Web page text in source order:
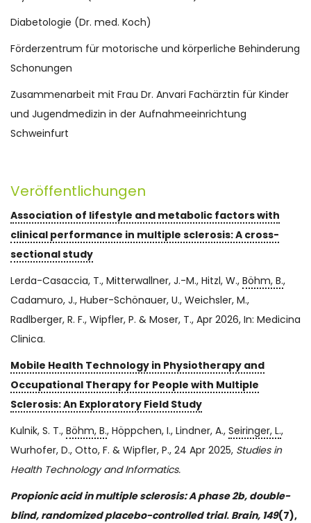
Diabetologie (Dr. med. Koch)
Förderzentrum für motorische und körperliche Behinderung
Schonungen
Zusammenarbeit mit Frau Dr. Anvari Fachärztin für Kinder
und Jugendmedizin in der Aufnahmeeinrichtung
Schweinfurt
Veröffentlichungen
Association of lifestyle and metabolic factors with
clinical performance in multiple sclerosis: A cross-
sectional study
Lerda-Casaccia, T., Mitterwallner, J.-M., Hitzl, W., Böhm, B.,
Cadamuro, J., Huber-Schönauer, U., Weichsler, M.,
Radlberger, R. F., Wipfler, P. & Moser, T., Apr 2026, In: Medicina
Clinica.
Mobile Health Technology in Physiotherapy and
Occupational Therapy for People with Multiple
Sclerosis: An Exploratory Field Study
Kulnik, S. T., Böhm, B., Höppchen, I., Lindner, A., Seiringer, L.,
Wurhofer, D., Otto, F. & Wipfler, P., 24 Apr 2025, Studies in
Health Technology and Informatics.
Propionic acid in multiple sclerosis: A phase 2b, double-
blind, randomized placebo-controlled trial. Brain, 149(7),